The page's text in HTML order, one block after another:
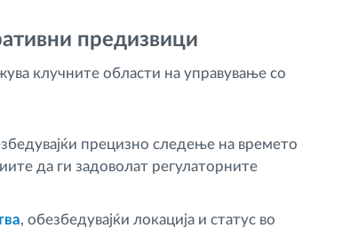
предизвици
клучните области на управување со
прецизно следење на времето
да ги задоволат регулаторните
, обезбедувајќи локација и статус во